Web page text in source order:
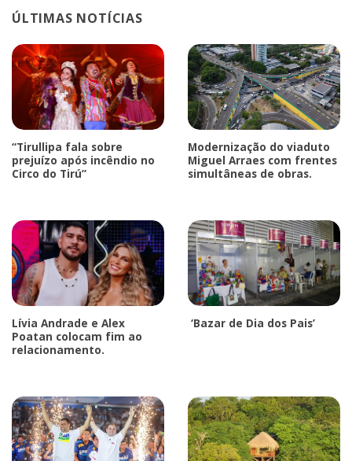
ÚLTIMAS NOTÍCIAS
“Tirullipa fala sobre
prejuízo após incêndio no
Circo do Tirú”
Modernização do viaduto
Miguel Arraes com frentes
simultâneas de obras.
Lívia Andrade e Alex
Poatan colocam fim ao
relacionamento.
‘Bazar de Dia dos Pais’